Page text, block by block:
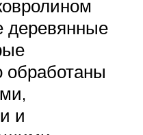
деревянные
обработаны
и